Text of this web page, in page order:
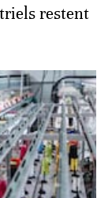
restent